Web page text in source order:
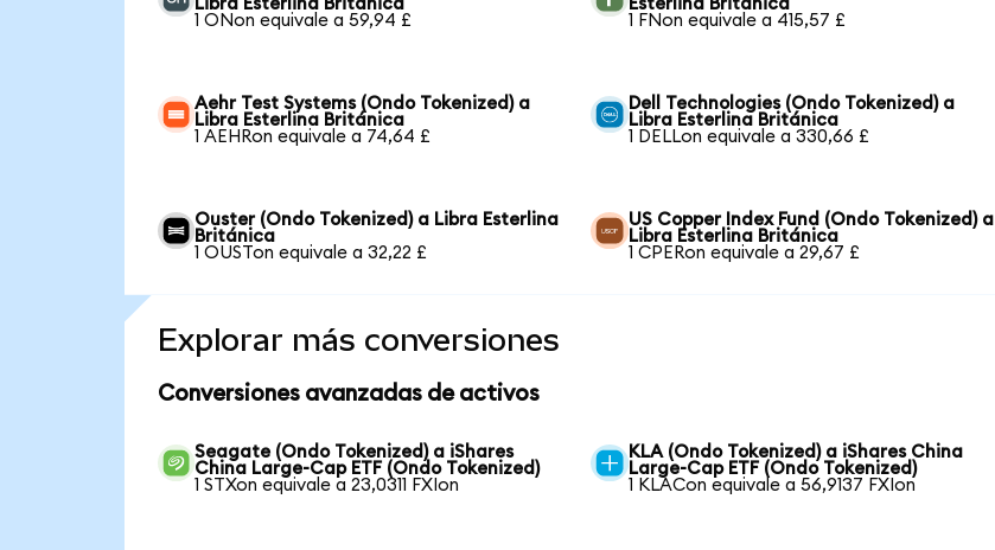
Libra Esterlina Británica
1 ONon equivale a 59,94 £
Esterlina Británica
1 FNon equivale a 415,57 £
Aehr Test Systems (Ondo Tokenized) a
Libra Esterlina Británica
1 AEHRon equivale a 74,64 £
Dell Technologies (Ondo Tokenized) a
Libra Esterlina Británica
1 DELLon equivale a 330,66 £
Ouster (Ondo Tokenized) a Libra Esterlina
Británica
1 OUSTon equivale a 32,22 £
US Copper Index Fund (Ondo Tokenized) a
Libra Esterlina Británica
1 CPERon equivale a 29,67 £
Explorar más conversiones
Conversiones avanzadas de activos
Seagate (Ondo Tokenized) a iShares
China Large-Cap ETF (Ondo Tokenized)
1 STXon equivale a 23,0311 FXIon
KLA (Ondo Tokenized) a iShares China
Large-Cap ETF (Ondo Tokenized)
1 KLACon equivale a 56,9137 FXIon